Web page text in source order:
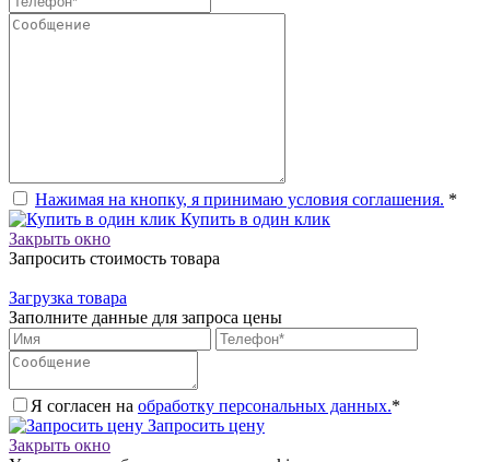
Нажимая на кнопку, я принимаю условия соглашения. *
Купить в один клик
Закрыть окно
Запросить стоимость товара
Загрузка товара
Заполните данные для запроса цены
Я согласен на обработку персональных данных.*
Запросить цену
Закрыть окно